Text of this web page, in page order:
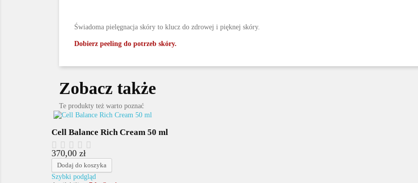
Świadoma pielęgnacja skóry to klucz do zdrowej i pięknej skóry.
Dobierz peeling do potrzeb skóry.
Zobacz także
Te produkty też warto poznać
Cell Balance Rich Cream 50 ml
Cena
370,00 zł
Dodaj do koszyka
Szybki podgląd